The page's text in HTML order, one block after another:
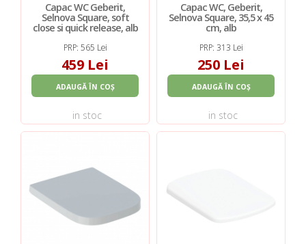
Capac WC Geberit,
Selnova Square, soft
close si quick release, alb
PRP: 565 Lei
459 Lei
ADAUGĂ ÎN COȘ
in stoc
Capac WC, Geberit,
Selnova Square, 35,5 x 45
cm, alb
PRP: 313 Lei
250 Lei
ADAUGĂ ÎN COȘ
in stoc